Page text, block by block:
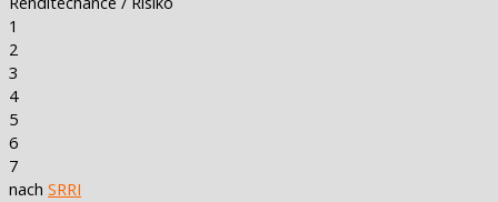
1
2
3
4
5
6
7
nach SRRI